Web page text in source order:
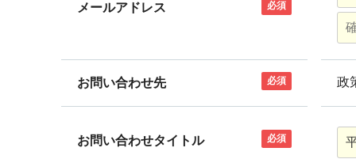
メールアドレス 必須
お問い合わせ先 必須 政
お問い合わせタイトル 必須